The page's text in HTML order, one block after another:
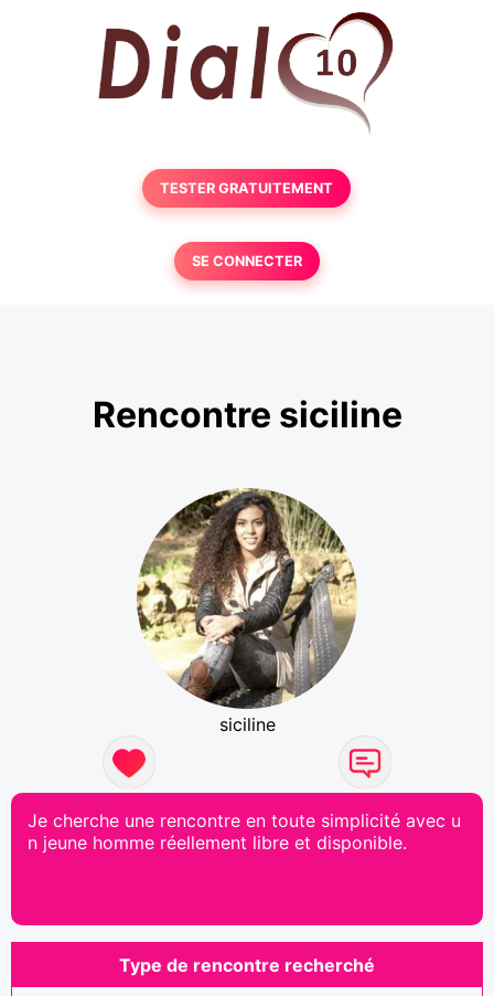
TESTER GRATUITEMENT
SE CONNECTER
Rencontre siciline
siciline
Je cherche une rencontre en toute simplicité avec u
n jeune homme réellement libre et disponible.
Type de rencontre recherché